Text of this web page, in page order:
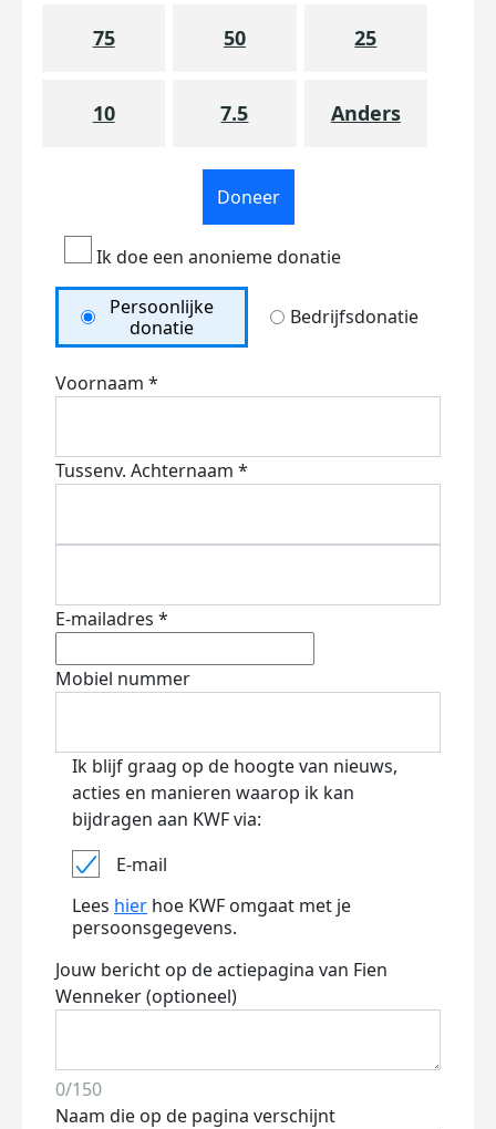
75 50 25
10 7.5 Anders
Doneer
Ik doe een anonieme donatie
Persoonlijke
donatie
Bedrijfsdonatie
Voornaam *
Tussenv. Achternaam *
E-mailadres *
Mobiel nummer
Ik blijf graag op de hoogte van nieuws,
acties en manieren waarop ik kan
bijdragen aan KWF via:
E-mail
Lees hier hoe KWF omgaat met je
persoonsgegevens.
Jouw bericht op de actiepagina van Fien
Wenneker (optioneel)
0/150
Naam die op de pagina verschijnt